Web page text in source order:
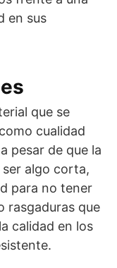
en sus
que se
cualidad
pesar de que la
ser algo corta,
para no tener
rasgaduras que
calidad en los